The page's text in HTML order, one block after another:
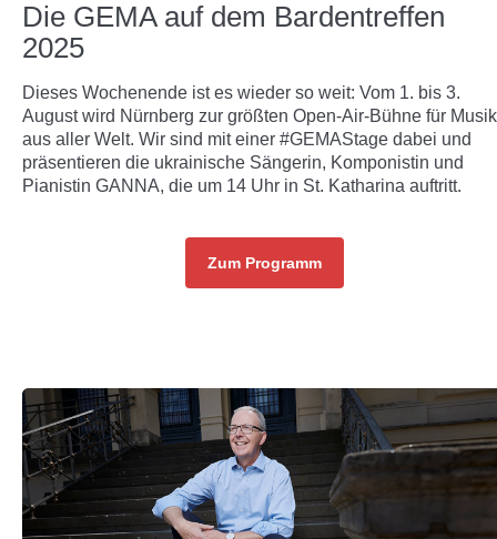
Die GEMA auf dem Bardentreffen
2025
Dieses Wochenende ist es wieder so weit: Vom 1. bis 3.
August wird Nürnberg zur größten Open-Air-Bühne für Musik
aus aller Welt. Wir sind mit einer #GEMAStage dabei und
präsentieren die ukrainische Sängerin, Komponistin und
Pianistin GANNA, die um 14 Uhr in St. Katharina auftritt.
Zum Programm